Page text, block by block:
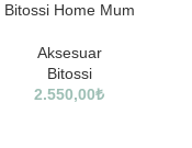
Bitossi Home Mum
Aksesuar
Bitossi
2.550,00₺